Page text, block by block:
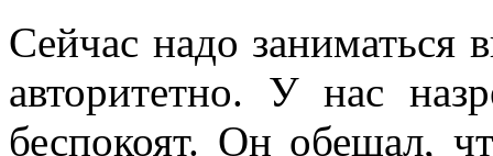
Сейчас надо заниматься
авторитетно. У нас
беспокоят. Он обещал,